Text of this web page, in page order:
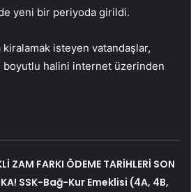
yeni bir periyoda girildi.
isteyen vatandaşlar,
boyutlu halini internet üzerinden
ZAM FARKI ÖDEME TARİHLERİ SON
SSK-Bağ-Kur Emeklisi (4A, 4B,